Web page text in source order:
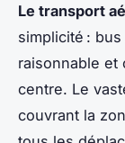
Le transport
simplicité :
raisonnable et
centre. Le
couvrant la